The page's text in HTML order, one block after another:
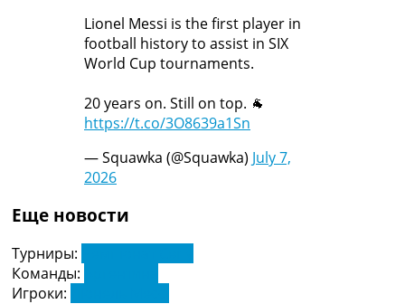
Рейтинг ФІФА
Телепрограма
Lionel Messi is the first player in
football history to assist in SIX
World Cup tournaments.
20 years on. Still on top. 🐐
https://t.co/3O8639a1Sn
— Squawka (@Squawka) July 7,
2026
Еще новости
Турниры:
Команды:
Игроки: